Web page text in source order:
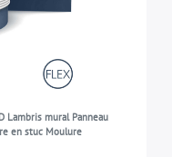
Lambris mural Panneau
en stuc Moulure